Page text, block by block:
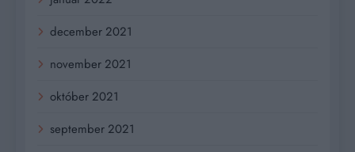
december 2021
november 2021
október 2021
september 2021